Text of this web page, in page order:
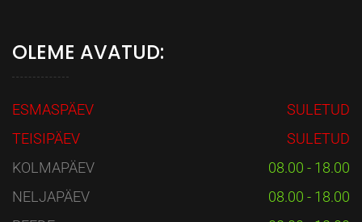
OLEME AVATUD:
ESMASPÄEV
SULETUD
TEISIPÄEV
SULETUD
KOLMAPÄEV
08.00 - 18.00
NELJAPÄEV
08.00 - 18.00